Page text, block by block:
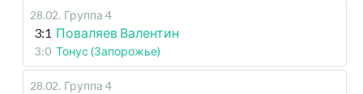
28.02. Группа 4
3:1 Поваляев Валентин
3:0 Тонус (Запорожье)
28.02. Группа 4